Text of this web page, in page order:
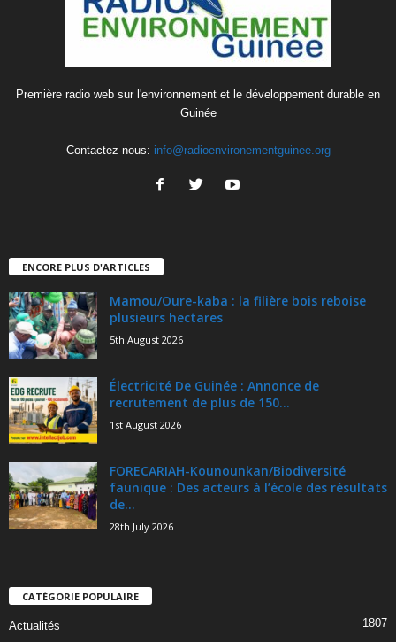
Première radio web sur l'environnement et le développement durable en
Guinée
Contactez-nous: info@radioenvironementguinee.org
ENCORE PLUS D'ARTICLES
Mamou/Oure-kaba : la filière bois reboise
plusieurs hectares
5th August 2026
Électricité De Guinée : Annonce de
recrutement de plus de 150...
1st August 2026
FORECARIAH-Kounounkan/Biodiversité
faunique : Des acteurs à l’école des résultats
de...
28th July 2026
CATÉGORIE POPULAIRE
Actualités 1807